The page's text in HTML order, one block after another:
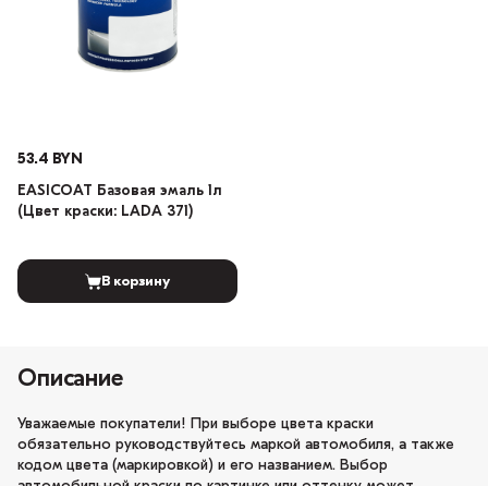
53.4 BYN
EASICOAT Базовая эмаль 1л
(Цвет краски: LADA 371)
В корзину
Описание
Уважаемые покупатели! При выборе цвета краски
обязательно руководствуйтесь маркой автомобиля, а также
кодом цвета (маркировкой) и его названием. Выбор